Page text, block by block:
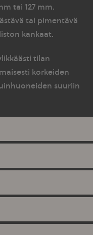
tai 127 mm.
tai pimentävä
kankaat.
tilan
korkeiden
suuriin